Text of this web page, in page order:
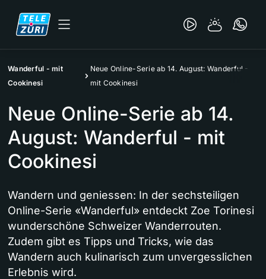
Wanderful - mit
Cookinesi
Neue Online-Serie ab 14. August: Wanderful -
mit Cookinesi
Neue Online-Serie ab 14.
August: Wanderful - mit
Cookinesi
Wandern und geniessen: In der sechsteiligen
Online-Serie «Wanderful» entdeckt Zoe Torinesi
wunderschöne Schweizer Wanderrouten.
Zudem gibt es Tipps und Tricks, wie das
Wandern auch kulinarisch zum unvergesslichen
Erlebnis wird.